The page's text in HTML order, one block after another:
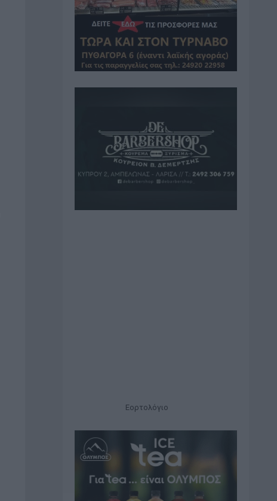
Εορτολόγιο